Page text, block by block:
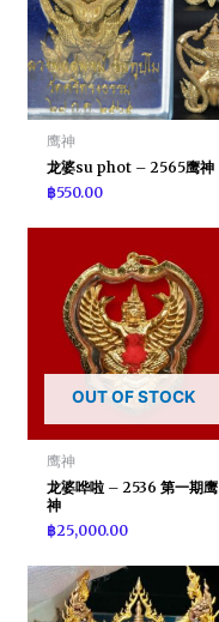
鹰神
龙婆su phot – 2565鹰神
฿550.00
OUT OF STOCK
鹰神
龙婆哗啦 – 2536 第一期鹰
神
฿25,000.00